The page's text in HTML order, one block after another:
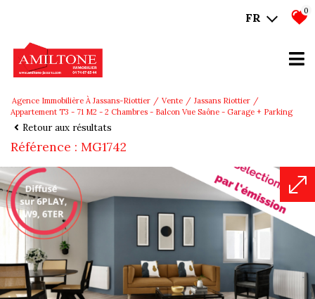
FR
0
Agence Immobilière À Jassans-Riottier Vente
Jassans Riottier
Appartement T3 - 71 M2 - 2 Chambres - Balcon Vue Saône - Garage + Parking
Retour aux résultats
Référence : MG1742